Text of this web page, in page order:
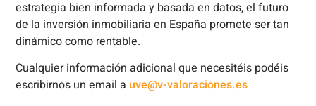
estrategia bien informada y basada en datos, el futuro
de la inversión inmobiliaria en España promete ser tan
dinámico como rentable.
Cualquier información adicional que necesitéis podéis
escribirnos un email auve@v-valoraciones.es